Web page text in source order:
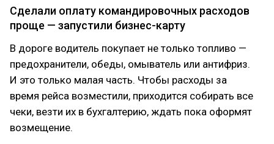
Сделали оплату командировочных расходов
проще — запустили бизнес-карту
В дороге водитель покупает не только топливо —
предохранители, обеды, омыватель или антифриз.
И это только малая часть. Чтобы расходы за
время рейса возместили, приходится собирать все
чеки, везти их в бухгалтерию, ждать пока оформят
возмещение.